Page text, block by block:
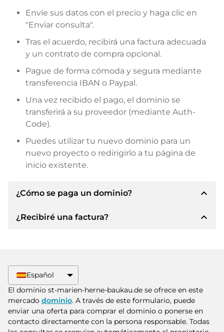
Envíe sus datos con el precio y haga clic en
"Enviar consulta".
Tras el acuerdo, recibirá una factura adecuada
y un contrato de compra opcional.
Pague de forma cómoda y segura mediante
transferencia IBAN o Paypal.
Una vez recibido el pago, el dominio se
transferirá a su proveedor (mediante Auth-
Code).
Puedes utilizar tu nuevo dominio para un
nuevo proyecto o redirigirlo a tu página de
inicio existente.
¿Cómo se paga un dominio? expand_less
Tras llegar a un acuerdo, el propietario le
Paypal u otros métodos de pago.
Indique siempre el nombre de dominio y el
número de factura al realizar la transferencia.
¿Recibiré una factura? expand_less
superiores, también recibirá un contrato de
compra adicional si lo solicita.
Español
El dominio st-marien-herne-baukau.de se ofrece en este
mercado dominio. A través de este formulario, puede
enviar una oferta para comprar el dominio o ponerse en
contacto directamente con la persona responsable. Todas